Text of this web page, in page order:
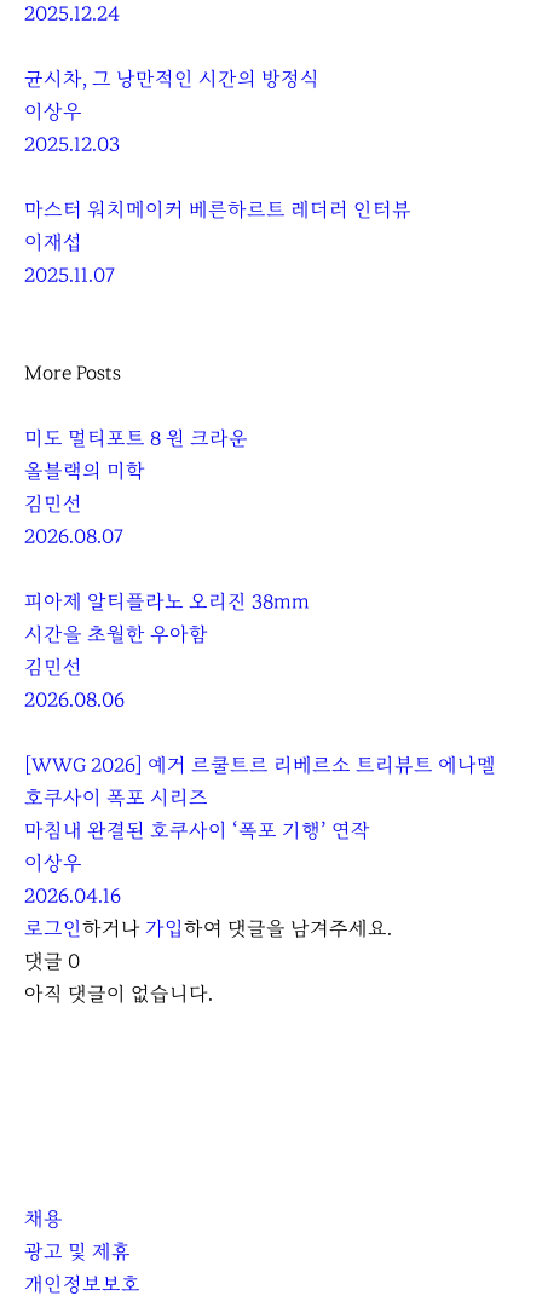
2025.12.24
균시차, 그 낭만적인 시간의 방정식
이상우
2025.12.03
마스터 워치메이커 베른하르트 레더러 인터뷰
이재섭
2025.11.07
More Posts
미도 멀티포트 8 원 크라운
올블랙의 미학
김민선
2026.08.07
피아제 알티플라노 오리진 38mm
시간을 초월한 우아함
김민선
2026.08.06
[WWG 2026] 예거 르쿨트르 리베르소 트리뷰트 에나멜
호쿠사이 폭포 시리즈
마침내 완결된 호쿠사이 ‘폭포 기행’ 연작
이상우
2026.04.16
로그인하거나가입하여 댓글을 남겨주세요.
댓글 0
아직 댓글이 없습니다.
채용
광고 및 제휴
개인정보보호